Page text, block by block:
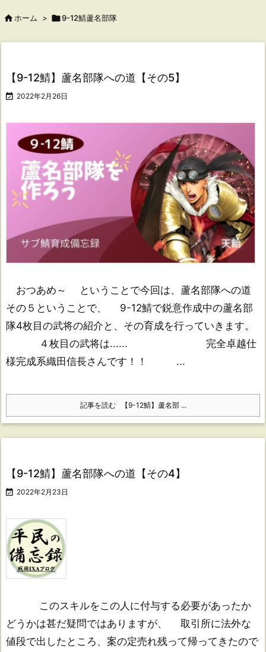
 ホーム > 9-12鯖蘆名部隊
【9-12鯖】蘆名部隊への道【その5】
 2022年2月26日
おつあめ～ ということで今回は、蘆名部隊への道
その５ということで、 9-12鯖で鋭意作成中の蘆名部
隊4枚目の武将の紹介と、その育成を行っていきます。
４枚目の武将は...... 完全卓越仕
様完成系織田信長さんです！！ ...
記事を読む 【9-12鯖】蘆名部 ...
【9-12鯖】蘆名部隊への道【その4】
 2022年2月23日
このスキルをこの人に付与する必要があったか
どうかは甚だ疑問ではありますが、 取引所に法外な
値段で出したところ、案の定売れ残って帰ってきたので